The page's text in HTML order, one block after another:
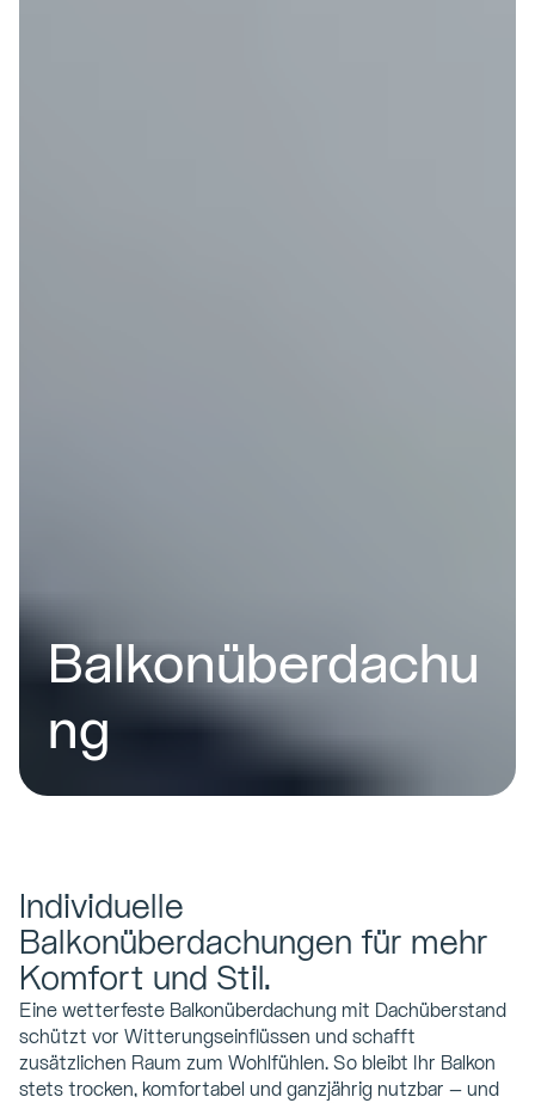
Balkonüberdachu
ng
Individuelle
Balkonüberdachungen für mehr
Komfort und Stil.
Eine wetterfeste Balkonüberdachung mit Dachüberstand
schützt vor Witterungseinflüssen und schafft
zusätzlichen Raum zum Wohlfühlen. So bleibt Ihr Balkon
stets trocken, komfortabel und ganzjährig nutzbar – und